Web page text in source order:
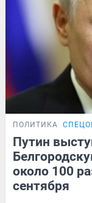
ПОЛИТИКА
Путин
около 100
сентября